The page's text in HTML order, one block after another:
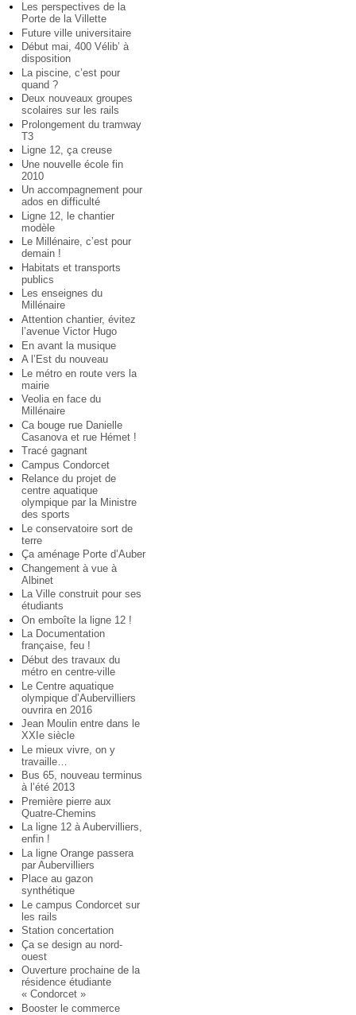
Les perspectives de la
Porte de la Villette
Future ville universitaire
Début mai, 400 Vélib’ à
disposition
La piscine, c’est pour
quand ?
Deux nouveaux groupes
scolaires sur les rails
Prolongement du tramway
T3
Ligne 12, ça creuse
Une nouvelle école fin
2010
Un accompagnement pour
ados en difficulté
Ligne 12, le chantier
modèle
Le Millénaire, c’est pour
demain !
Habitats et transports
publics
Les enseignes du
Millénaire
Attention chantier, évitez
l’avenue Victor Hugo
En avant la musique
A l’Est du nouveau
Le métro en route vers la
mairie
Veolia en face du
Millénaire
Ca bouge rue Danielle
Casanova et rue Hémet !
Tracé gagnant
Campus Condorcet
Relance du projet de
centre aquatique
olympique par la Ministre
des sports
Le conservatoire sort de
terre
Ça aménage Porte d’Auber
Changement à vue à
Albinet
La Ville construit pour ses
étudiants
On emboîte la ligne 12 !
La Documentation
française, feu !
Début des travaux du
métro en centre-ville
Le Centre aquatique
olympique d’Aubervilliers
ouvrira en 2016
Jean Moulin entre dans le
XXIe siècle
Le mieux vivre, on y
travaille…
Bus 65, nouveau terminus
à l’été 2013
Première pierre aux
Quatre-Chemins
La ligne 12 à Aubervilliers,
enfin !
La ligne Orange passera
par Aubervilliers
Place au gazon
synthétique
Le campus Condorcet sur
les rails
Station concertation
Ça se design au nord-
ouest
Ouverture prochaine de la
résidence étudiante
« Condorcet »
Booster le commerce